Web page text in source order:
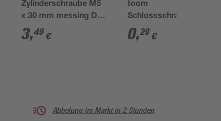
Zylinderschraube M5
x 30 mm messing DIN
84 4 Stück
3,49 €
toom
Schlossschraube 8 x
20 mm
0,29 €
Abholung im Markt in 2 Stunden